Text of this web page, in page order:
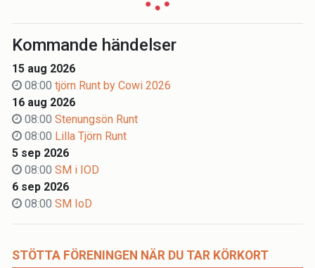
Kommande händelser
15 aug 2026
08:00 tjörn Runt by Cowi 2026
16 aug 2026
08:00 Stenungsön Runt
08:00 Lilla Tjörn Runt
5 sep 2026
08:00 SM i IOD
6 sep 2026
08:00 SM IoD
STÖTTA FÖRENINGEN NÄR DU TAR KÖRKORT